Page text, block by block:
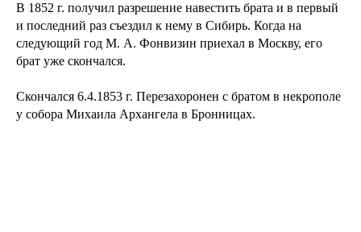
В 1852 г. получил разрешение навестить брата и в первый
и последний раз съездил к нему в Сибирь. Когда на
следующий год М. А. Фонвизин приехал в Москву, его
брат уже скончался.
Скончался 6.4.1853 г. Перезахоронен с братом в некрополе
у собора Михаила Архангела в Бронницах.